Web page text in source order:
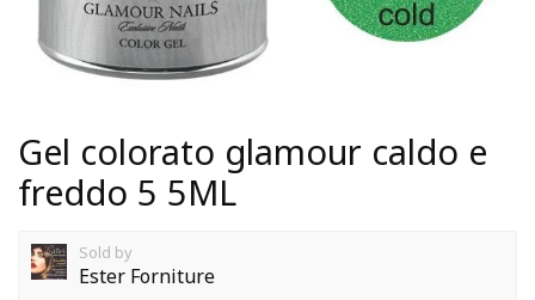
Gel colorato glamour caldo e
freddo 5 5ML
Sold by
Ester Forniture